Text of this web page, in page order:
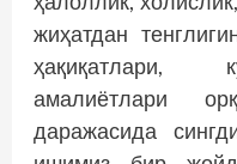
жиҳатдан
ҳақиқатлари,
амалиётлари
даражасида